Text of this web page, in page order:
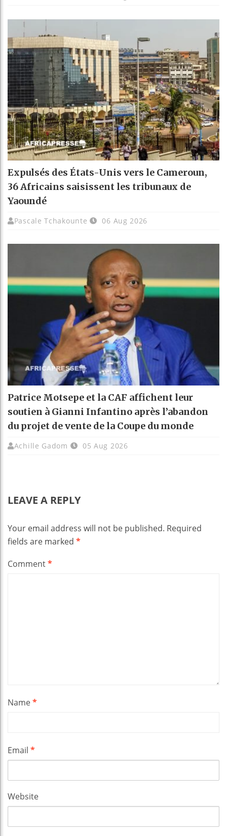
Expulsés des États-Unis vers le Cameroun,
36 Africains saisissent les tribunaux de
Yaoundé
Pascale Tchakounte 06 Aug 2026
Patrice Motsepe et la CAF affichent leur
soutien à Gianni Infantino après l’abandon
du projet de vente de la Coupe du monde
Achille Gadom 05 Aug 2026
LEAVE A REPLY
Your email address will not be published. Required
fields are marked *
Comment*
Name*
Email *
Website